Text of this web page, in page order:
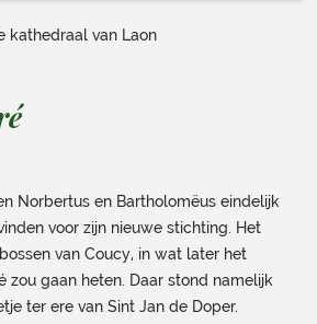
kathedraal van Laon
Norbertus en Bartholomëus eindelijk
voor zijn nieuwe stichting. Het
van Coucy, in wat later het
zou gaan heten. Daar stond namelijk
ter ere van Sint Jan de Doper.